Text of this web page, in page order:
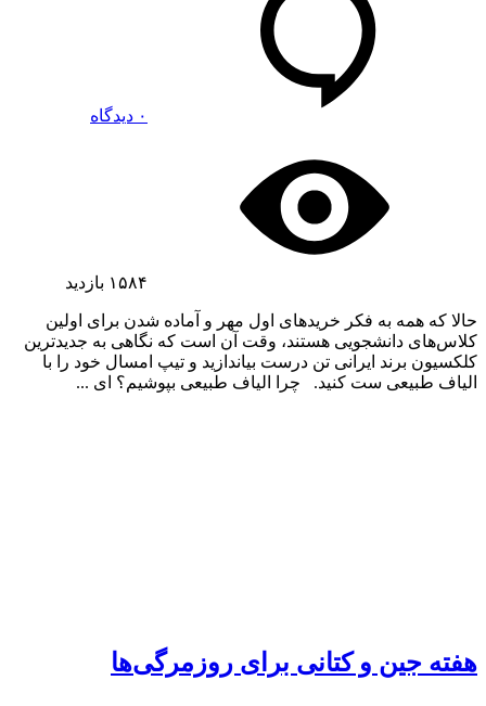
۰ دیدگاه
۱۵۸۴ بازدید
حالا که همه به فکر خرید‌های اول مهر و آماده شدن برای اولین
کلاس‌های دانشجویی هستند، وقت آن است که نگاهی به جدیدترین
کلکسیون برند ایرانی تن درست بیاندازید و تیپ امسال خود را با
الیاف طبیعی ست کنید. چرا الیاف طبیعی بپوشیم؟ ای ...
هفته جین و کتانی برای روزمرگی‌ها